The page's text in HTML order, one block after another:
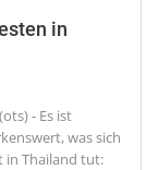
in
- Es ist
was sich
in Thailand tut: